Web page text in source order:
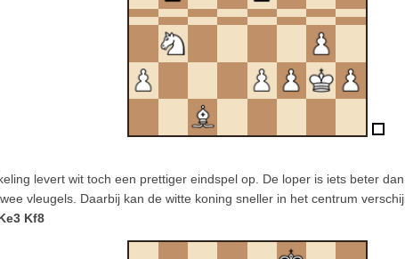
levert wit toch een prettiger eindspel op. De loper is iets beter
vleugels. Daarbij kan de witte koning sneller in het centrum
Kf8